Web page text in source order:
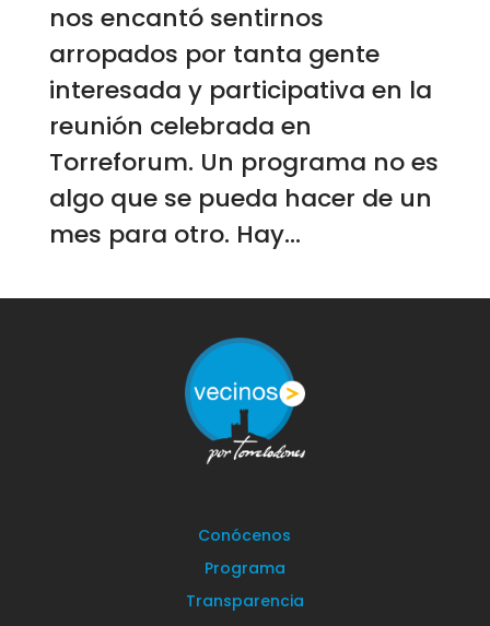
nos encantó sentirnos
arropados por tanta gente
interesada y participativa en la
reunión celebrada en
Torreforum. Un programa no es
algo que se pueda hacer de un
mes para otro. Hay...
Conócenos
Programa
Transparencia